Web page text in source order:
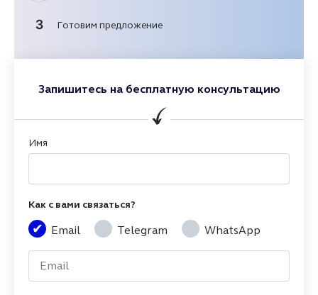
3 Готовим предложение
Запишитесь на бесплатную консультацию
Имя
Как с вами связаться?
Email Telegram WhatsApp